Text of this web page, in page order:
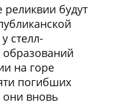
будут
стелл-
на горе
погибших
вновь